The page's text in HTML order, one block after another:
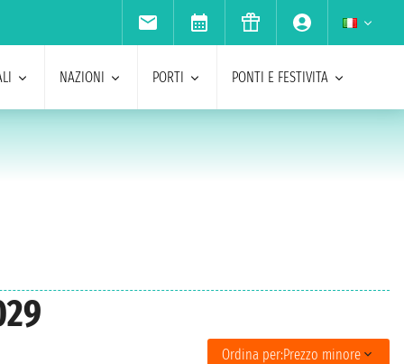
NAZIONI PORTI PONTI E FESTIVITA
Ordina per:Prezzo minore